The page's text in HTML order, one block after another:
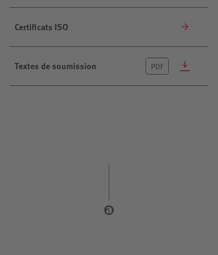
Certificats ISO
Textes de soumission PDF